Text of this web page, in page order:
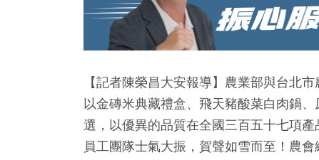
【記者陳榮昌大安報導】農業部與台北
以金磚米典藏禮盒、飛天豬酸菜白肉鍋
選，以優異的品質在全國三百五十七項
員工團隊士氣大振，賀聲如雪而至！農